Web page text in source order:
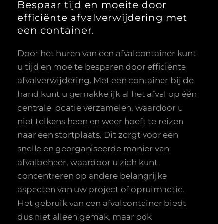
Bespaar tijd en moeite door
efficiënte afvalverwijdering met
een container.
Door het huren van een afvalcontainer kunt
u tijd en moeite besparen door efficiënte
afvalverwijdering. Met een container bij de
hand kunt u gemakkelijk al het afval op één
centrale locatie verzamelen, waardoor u
niet telkens heen en weer hoeft te reizen
naar een stortplaats. Dit zorgt voor een
snelle en georganiseerde manier van
afvalbeheer, waardoor u zich kunt
concentreren op andere belangrijke
aspecten van uw project of opruimactie.
Het gebruik van een afvalcontainer biedt
dus niet alleen gemak, maar ook